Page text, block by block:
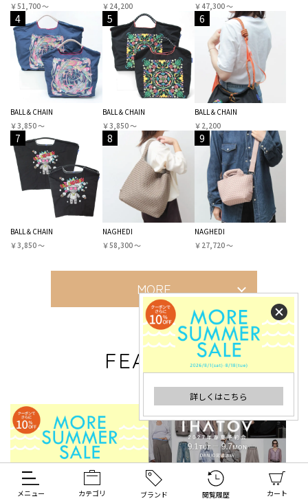
詳しくはこちら
メニュー カテゴリ ブランド 閲覧履歴 カート
￥51,700 〜
￥24,200
￥47,300 〜
4
BALL＆CHAIN
￥3,850 〜
5
BALL＆CHAIN
￥3,850 〜
6
BALL＆CHAIN
￥2,200
7
BALL＆CHAIN
￥3,850 〜
8
NAGHEDI
￥58,300 〜
9
NAGHEDI
￥27,720 〜
MORE
FEATURE
MORE SUMMER SALE｜クーポンでさ
らに10％OFF
【店舗イベント】 IHATOV（イーハト
ーブ） 2027年春夏 予約会 in 尾...